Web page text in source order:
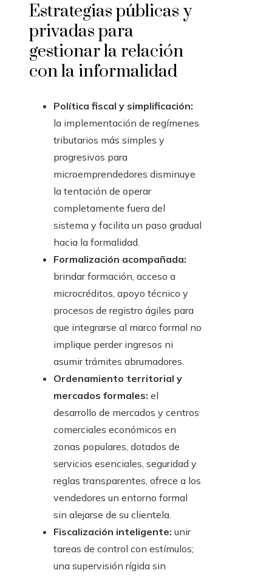
Estrategias públicas y
privadas para
gestionar la relación
con la informalidad
Política fiscal y simplificación:
la implementación de regímenes
tributarios más simples y
progresivos para
microemprendedores disminuye
la tentación de operar
completamente fuera del
sistema y facilita un paso gradual
hacia la formalidad.
Formalización acompañada:
brindar formación, acceso a
microcréditos, apoyo técnico y
procesos de registro ágiles para
que integrarse al marco formal no
implique perder ingresos ni
asumir trámites abrumadores.
Ordenamiento territorial y
mercados formales: el
desarrollo de mercados y centros
comerciales económicos en
zonas populares, dotados de
servicios esenciales, seguridad y
reglas transparentes, ofrece a los
vendedores un entorno formal
sin alejarse de su clientela.
Fiscalización inteligente: unir
tareas de control con estímulos;
una supervisión rígida sin